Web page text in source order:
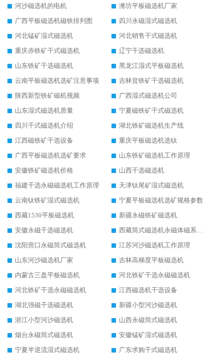
河沙磁选机的电机
潍坊平板磁选机厂家
广西平板磁选机磁铁排列图
四川永磁湿式磁选机
河北锰矿湿式磁选机
河北销售干式磁选机
重庆赤铁矿干式磁选机
辽宁干选磁选机
山东铁矿干选磁选机
黑龙江湿式平板磁选机
云南平板磁选机选矿注意事项
吉林贫铁矿干选磁选机
陕西新型铁矿磁机视频
广西湿式磁选机公司
山东湿式磁选机质量
宁夏磁铁矿干式磁选机
四川干式磁选机介绍
湖北铁矿磁选机生产线
江西磁铁矿干选设备
重庆平板磁选机选钛
广西平板磁选机选矿要求
山东铁矿磁选机工作原理
安徽铁矿磁选机价格
山西干选磁选机
福建干选永磁磁选机工作原理
天津钛尾矿湿式磁选机
云南钛铁矿湿式磁选机
宁夏平板磁选机选矿规格参数
西藏1530平板磁选机
新疆永磁铁矿磁选机
安徽永磁干选磁选机
西藏筒式磁选机永磁体磁系设计
沈阳营口永磁筒式磁选机
江苏河沙磁选机工作原理
山东河沙磁选机厂家
吉林高梯度平板磁选机
内蒙古三盘平板磁选机
河北铁矿干选永磁磁选机
河北铁矿干选永磁磁选机
江西磁选机干选设备
湖北强磁干选磁选机
新疆小型河沙磁选机
浙江小型河沙磁选机
山西永磁筒式磁选机
烟台永磁筒式磁选机
安徽锰矿湿式磁选机
宁夏半逆流湿式磁选机
广东求购干式磁选机